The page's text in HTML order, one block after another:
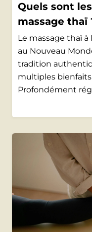
Quels sont
massage thaï
Le massage thaï à
au Nouveau
tradition
multiples
Profondément